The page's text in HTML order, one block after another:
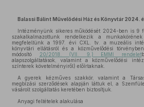
Balassi Bálint Művelődési Ház és Könyvtár 2024.
Intézményünk sikeres működését 2024-ben is 9
szakalkalmazottunk rendelkezik a munkakörének
megfeleltünk a 1997. évi CXL. tv. a muzeális
könyvtári ellátásról és a közművelődési
módosító
20/2018. (VII. 9.) EMMI rendelet
alapszolgáltatások, valamint a közművelődési
színterek követelményiről) előírtaknak.
A gyerek kézműves szakkör, valamint a
megbízási szerződések alapján láttuk el, a
vásárolt szolgáltatás keretében biztosítjuk.
Anyagi feltételek alakulása